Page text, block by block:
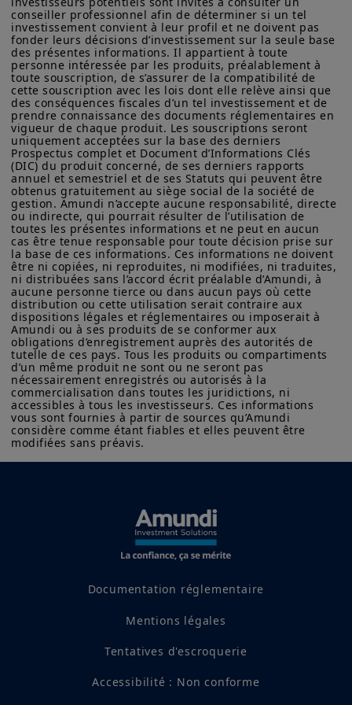
Forte reprise des
émissions sur le
crédit court terme
euro au S1 2026
Sur le premier semestre 2026, le volume
émis sur lecrédit court terme en euro
s’élève à € 56,1 milliardssur l’univers
Investment Grade, horsÉtatset
Agences.
Ce niveau représente une hausse de18,2
milliards d’eurospar rapport à la même
période en 2025.
Décomposition des volumes émis
au premier semestre de chaque
indicatif et constituent une présentation générale de nos
produits et services. Ces informations ne sont pas exhaustives,
peuvent évoluer dans le temps et être mises à jour par Amundi
Asset Management, sans préavis et à tout moment.
Votre accès à ce site est soumis au respect de la
réglementation française en vigueur et aux «Mentions légales /
Conditions générales d’accès au site».
En choisissant d’accéder à notre site, vous reconnaissez avoir
pris connaissance de ces Conditions et les avoir acceptées.
Nous vous conseillons, dans votre intérêt, de les lire
attentivement.
conseiller professionnel afin de déterminer si un tel
investissement convient à leur profil et ne doivent pas
fonder leurs décisions d’investissement sur la seule base
des présentes informations. Il appartient à toute
personne intéressée par les produits, préalablement à
toute souscription, de s’assurer de la compatibilité de
cette souscription avec les lois dont elle relève ainsi que
des conséquences fiscales d’un tel investissement et de
prendre connaissance des documents réglementaires en
vigueur de chaque produit. Les souscriptions seront
uniquement acceptées sur la base des derniers
Prospectus complet et Document d’Informations Clés
(DIC) du produit concerné, de ses derniers rapports
annuel et semestriel et de ses Statuts qui peuvent être
obtenus gratuitement au siège social de la société de
gestion. Amundi n’accepte aucune responsabilité, directe
ou indirecte, qui pourrait résulter de l’utilisation de
toutes les présentes informations et ne peut en aucun
cas être tenue responsable pour toute décision prise sur
la base de ces informations. Ces informations ne doivent
être ni copiées, ni reproduites, ni modifiées, ni traduites,
ni distribuées sans l’accord écrit préalable d’Amundi, à
aucune personne tierce ou dans aucun pays où cette
distribution ou cette utilisation serait contraire aux
dispositions légales et réglementaires ou imposerait à
Amundi ou à ses produits de se conformer aux
obligations d’enregistrement auprès des autorités de
tutelle de ces pays. Tous les produits ou compartiments
d’un même produit ne sont ou ne seront pas
nécessairement enregistrés ou autorisés à la
commercialisation dans toutes les juridictions, ni
accessibles à tous les investisseurs. Ces informations
vous sont fournies à partir de sources qu’Amundi
considère comme étant fiables et elles peuvent être
modifiées sans préavis.
Documentation réglementaire
Mentions légales
Tentatives d'escroquerie
Accessibilité : Non conforme